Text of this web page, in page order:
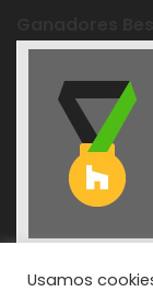
Usamos